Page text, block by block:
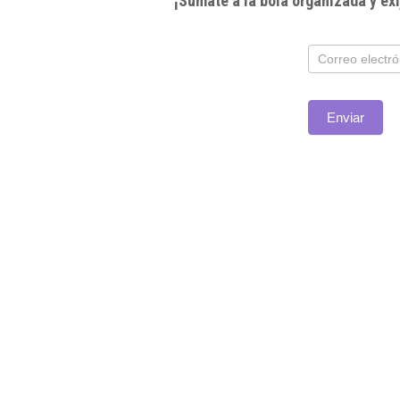
Subscríbete
Enviar